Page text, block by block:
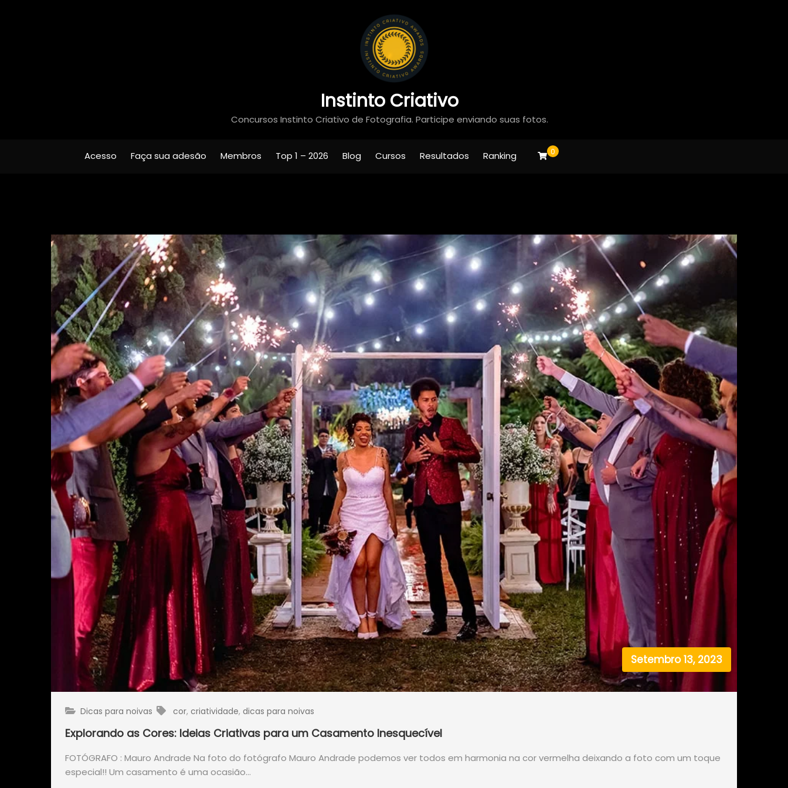
Instinto Criativo
Concursos Instinto Criativo de Fotografia. Participe enviando suas fotos.
Acesso Faça sua adesão Membros Top 1 – 2026 Blog Cursos Resultados Ranking 0
Setembro 13, 2023
Dicas para noivas cor, criatividade, dicas para noivas
Explorando as Cores: Ideias Criativas para um Casamento Inesquecível
FOTÓGRAFO : Mauro Andrade Na foto do fotógrafo Mauro Andrade podemos ver todos em harmonia na cor vermelha deixando a foto com um toque
especial!! Um casamento é uma ocasião…